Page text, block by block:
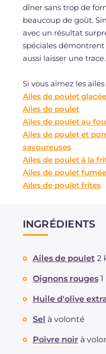
dîner sans trop de
beaucoup de goût.
avec un résultat
spéciales
aussi laisser une trace.
Si vous aimez les
Ailes de poulet
Ailes de poulet
Ailes de poulet au
Ailes de poulet et
savoureuses
Ailes de poulet à la
Ailes de poulet
Ailes de poulet frites
INGRÉDIENTS
Ailes de poulet 2
Oignons rouges
Huile d'olive
Sel à volonté
Poivre noir à